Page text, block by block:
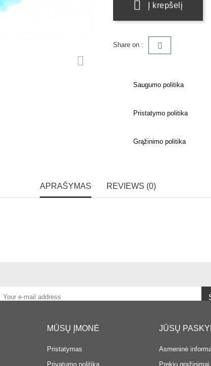
Į krepšelį
Share on :
Saugumo politika
Pristatymo politika
Grąžinimo politika
APRAŠYMAS REVIEWS (0)
MŪSŲ ĮMONĖ
Pristatymas
Privatumo politika
JŪSŲ
Asmeninė
Prekių grąžinimai